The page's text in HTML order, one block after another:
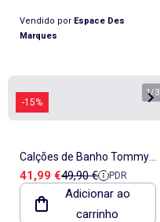
Vendido por Espace Des
Marques
-15%
1/3
Calções de Banho Tommy
Hilfiger Azuis com Cordão
para Homem
Preço de venda
41,99 €Preço de referência
49,90 € PDR
Adicionar ao
carrinho